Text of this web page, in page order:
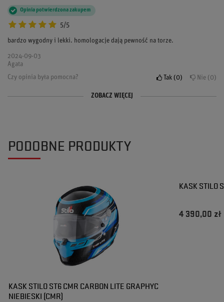
5/5
Opinia potwierdzona zakupem
bardzo wygodny i lekki. homologacje dają pewność na torze.
2024-09-03
Agata
Czy opinia była pomocna?
Tak 0 Nie 0
Opinia potwierdzona zakupem
2024-07-07
Maciej
Opinia potwierdzona zakupem
2024-05-20
Ewa
ZOBACZ WIĘCEJ
PODOBNE PRODUKTY
KASK STILO ST6 CMR CARBON LITE GRAPHYC
NIEBIESKI (CMR)
KASK STILO
4 390,00 zł